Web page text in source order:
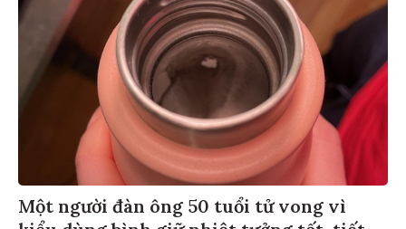
Một người đàn ông 50 tuổi tử vong vì